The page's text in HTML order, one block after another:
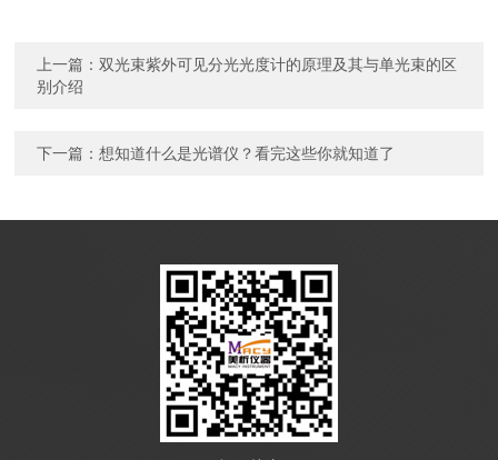
上一篇：双光束紫外可见分光光度计的原理及其与单光束的区
别介绍
下一篇：想知道什么是光谱仪？看完这些你就知道了